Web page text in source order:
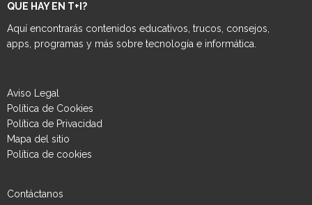
QUE HAY EN T+I?
Aquí encontrarás contenidos educativos, trucos, consejos,
apps, programas y más sobre tecnología e informática.
Aviso Legal
Política de Cookies
Política de Privacidad
Mapa del sitio
Política de cookies
Contáctanos